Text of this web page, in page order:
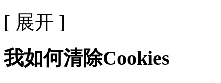
[ 展开 ]
我如何清除Cookies